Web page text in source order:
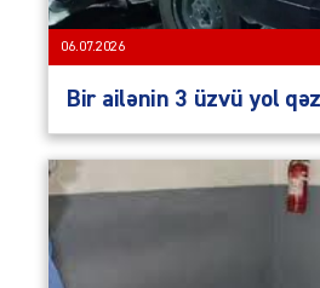
06.07.2026
Bir ailənin 3 üzvü yol